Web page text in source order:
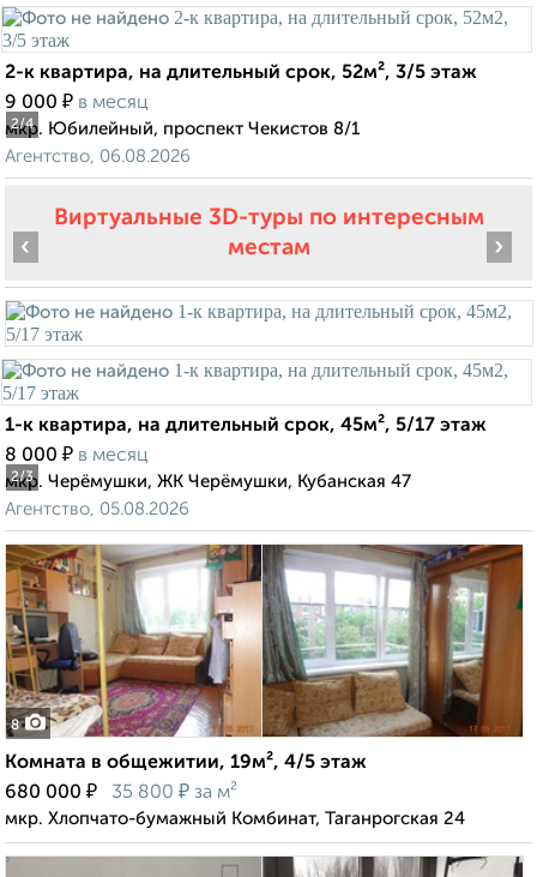
2/4
2-к квартира, на длительный срок, 52м², 3/5 этаж
9 000 ₽ в месяц
мкр. Юбилейный, проспект Чекистов 8/1
Агентство, 06.08.2026
Виртуальные 3D-туры по интересным
местам
2/3
‹ ›
1-к квартира, на длительный срок, 45м², 5/17 этаж
8 000 ₽ в месяц
мкр. Черёмушки, ЖК Черёмушки, Кубанская 47
Агентство, 05.08.2026
8
Комната в общежитии, 19м², 4/5 этаж
680 000 ₽ 35 800 ₽ за м²
мкр. Хлопчато-бумажный Комбинат, Таганрогская 24